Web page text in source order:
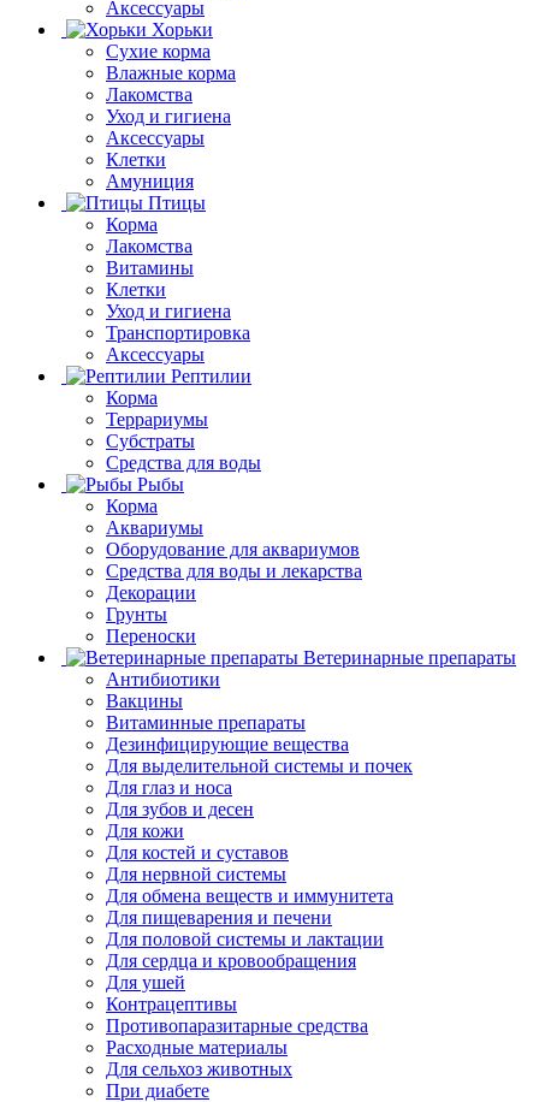
Аксессуары
Хорьки
Сухие корма
Влажные корма
Лакомства
Уход и гигиена
Аксессуары
Клетки
Амуниция
Птицы
Корма
Лакомства
Витамины
Клетки
Уход и гигиена
Транспортировка
Аксессуары
Рептилии
Корма
Террариумы
Субстраты
Средства для воды
Рыбы
Корма
Аквариумы
Оборудование для аквариумов
Средства для воды и лекарства
Декорации
Грунты
Переноски
Ветеринарные препараты
Антибиотики
Вакцины
Витаминные препараты
Дезинфицирующие вещества
Для выделительной системы и почек
Для глаз и носа
Для зубов и десен
Для кожи
Для костей и суставов
Для нервной системы
Для обмена веществ и иммунитета
Для пищеварения и печени
Для половой системы и лактации
Для сердца и кровообращения
Для ушей
Контрацептивы
Противопаразитарные средства
Расходные материалы
Для сельхоз животных
При диабете